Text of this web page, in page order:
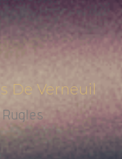
De Verneuil